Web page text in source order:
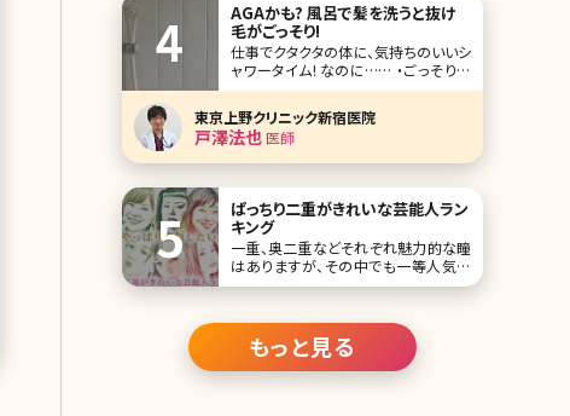
AGAかも? 風呂で髪を洗うと抜け
毛がごっそり!
仕事でクタクタの体に、気持ちのいいシ
ャワータイム! なのに…… ・ごっそり抜
け毛にゲッソリ ・そういえば最近、薄く
なってきたような……? そんなアナタ
は、まずAGAを疑ってみましょう。 ポイ
ントは、頭頂部＆額の生え際! AGA（男
性型脱毛症）とは、テストステロンとい
東京上野クリニック新宿医院
戸澤法也医師
ぱっちり二重がきれいな芸能人ラン
キング
一重、奥二重などそれぞれ魅力的な瞳
はありますが、その中でも一等人気が
あるのがなんといっても二重!パッチリ
ある人もいるのではないでしょうか。 こ
こでは、そんな惚れ惚れするような二重
がきれいな芸能人をランキングTOP10
にしてまとめています。 第1位橋本環
もっと見る